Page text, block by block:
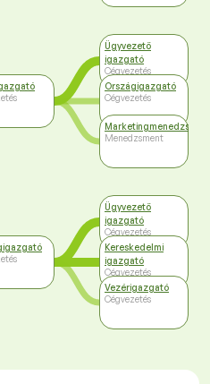
Ügyvezető
igazgató
Cégvezetés
Országigazgató
Cégvezetés
Marketingmenedzser
Menedzsment
Ügyvezető
igazgató
Cégvezetés
Kereskedelmi
igazgató
Cégvezetés
Vezérigazgató
Cégvezetés